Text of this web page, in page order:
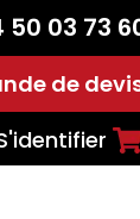
50 03 73
de